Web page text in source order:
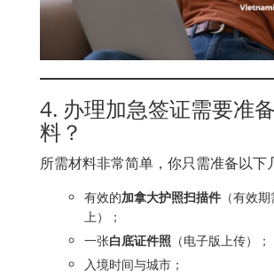
4. 办理加急签证需要准
料？
所需材料非常简单，你只需准备以下
有效的加拿大护照扫描件 （有效
上）；
一张白底证件照 （电子版上传）；
入境时间与城市；